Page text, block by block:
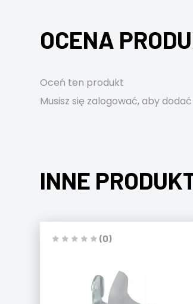
OCENA
Oceń ten produkt
Musisz się zalogować, aby
INNE
(0)